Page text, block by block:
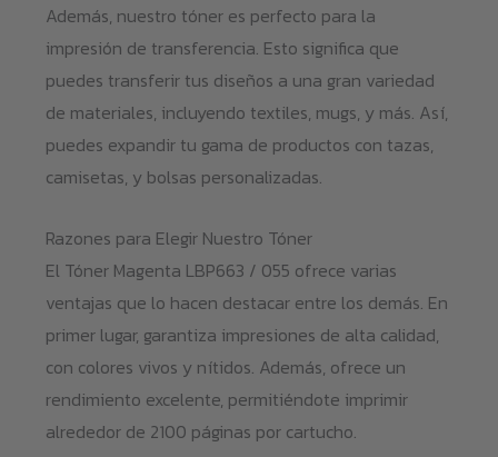
Además, nuestro tóner es perfecto para la
impresión de transferencia. Esto significa que
puedes transferir tus diseños a una gran variedad
de materiales, incluyendo textiles, mugs, y más. Así,
puedes expandir tu gama de productos con tazas,
camisetas, y bolsas personalizadas.
Razones para Elegir Nuestro Tóner
El Tóner Magenta LBP663 / 055 ofrece varias
ventajas que lo hacen destacar entre los demás. En
primer lugar, garantiza impresiones de alta calidad,
con colores vivos y nítidos. Además, ofrece un
rendimiento excelente, permitiéndote imprimir
alrededor de 2100 páginas por cartucho.